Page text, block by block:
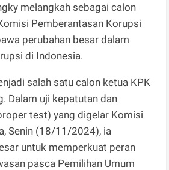
melangkah sebagai calon
Pemberantasan Korupsi
perubahan besar dalam
di Indonesia.
salah satu calon ketua KPK
Dalam uji kepatutan dan
test) yang digelar Komisi
Senin (18/11/2024), ia
untuk memperkuat peran
pasca Pemilihan Umum